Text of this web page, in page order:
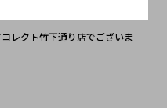
レクト竹下通り店でございま